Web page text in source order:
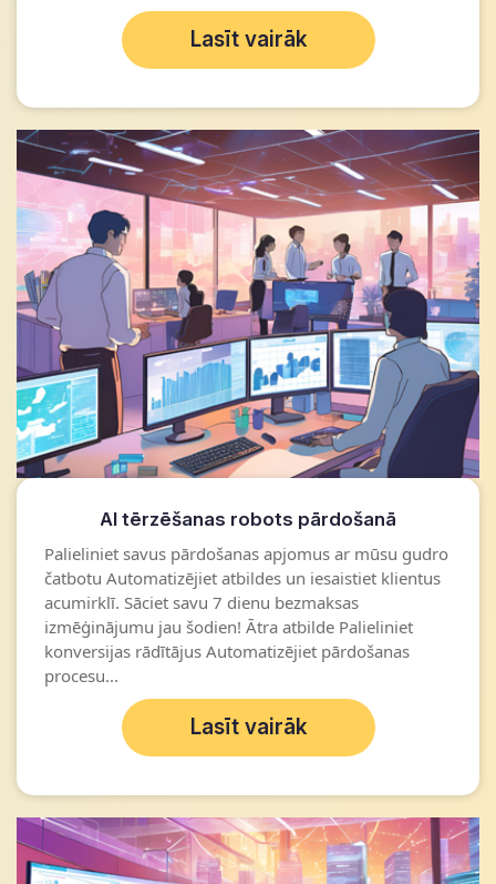
Lasīt vairāk
AI tērzēšanas robots pārdošanā
Palieliniet savus pārdošanas apjomus ar mūsu gudro
čatbotu Automatizējiet atbildes un iesaistiet klientus
acumirklī. Sāciet savu 7 dienu bezmaksas
izmēģinājumu jau šodien! Ātra atbilde Palieliniet
konversijas rādītājus Automatizējiet pārdošanas
procesu...
Lasīt vairāk